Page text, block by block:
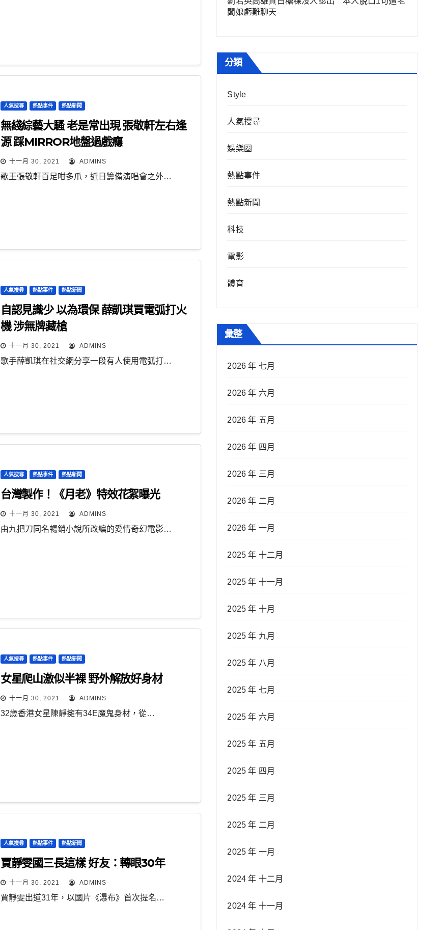
人氣搜尋 熱點事件 熱點新聞
無綫綜藝大騷 老是常出現 張敬軒左右逢
源 踩MIRROR地盤過戲癮
十一月 30, 2021 ADMINS
歌王張敬軒百足咁多爪，近日籌備演唱會之外…
人氣搜尋 熱點事件 熱點新聞
自認見識少 以為環保 薛凱琪買電弧打火
機 涉無牌藏槍
十一月 30, 2021 ADMINS
歌手薛凱琪在社交網分享一段有人使用電弧打…
人氣搜尋 熱點事件 熱點新聞
台灣製作！《月老》特效花絮曝光
十一月 30, 2021 ADMINS
由九把刀同名暢銷小說所改編的愛情奇幻電影…
人氣搜尋 熱點事件 熱點新聞
女星爬山激似半裸 野外解放好身材
十一月 30, 2021 ADMINS
32歲香港女星陳靜擁有34E魔鬼身材，從…
人氣搜尋 熱點事件 熱點新聞
賈靜雯國三長這樣 好友：轉眼30年
十一月 30, 2021 ADMINS
賈靜雯出道31年，以國片《瀑布》首次提名…
闆娘虧難聊天
分類
Style
人氣搜尋
娛樂圈
熱點事件
熱點新聞
科技
電影
體育
彙整
2026 年 七月
2026 年 六月
2026 年 五月
2026 年 四月
2026 年 三月
2026 年 二月
2026 年 一月
2025 年 十二月
2025 年 十一月
2025 年 十月
2025 年 九月
2025 年 八月
2025 年 七月
2025 年 六月
2025 年 五月
2025 年 四月
2025 年 三月
2025 年 二月
2025 年 一月
2024 年 十二月
2024 年 十一月